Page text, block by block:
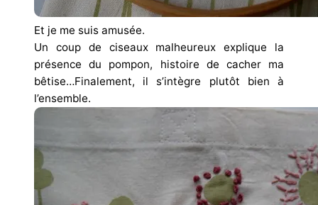
Et je me suis amusée.
Un coup de ciseaux malheureux explique la
présence du pompon, histoire de cacher ma
bêtise…Finalement, il s’intègre plutôt bien à
l’ensemble.